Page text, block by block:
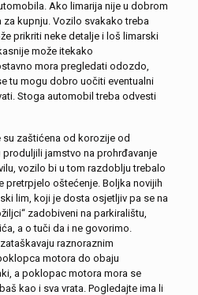
Ako limarija nije u dobrom
za kupnju. Vozilo svakako treba
prikriti neke detalje i loš limarski
može itekako
mora pregledati odozdo,
tu mogu dobro uočiti eventualni
Stoga automobil treba odvesti
zaštićena od korozije od
jamstvo na prohrđavanje
vozilo bi u tom razdoblju trebalo
pretrpjelo oštećenje. Boljka novijih
lim, koji je dosta osjetljiv pa se na
zadobiveni na parkiralištu,
a o tuči da i ne govorimo.
raznoraznim
motora do obaju
a poklopac motora mora se
kao i sva vrata. Pogledajte ima li